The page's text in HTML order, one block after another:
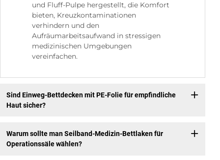
und Fluff-Pulpe hergestellt, die Komfort
bieten, Kreuzkontaminationen
verhindern und den
Aufräumarbeitsaufwand in stressigen
medizinischen Umgebungen
vereinfachen.
Sind Einweg-Bettdecken mit PE-Folie für empfindliche
Haut sicher?
Warum sollte man Seilband-Medizin-Bettlaken für
Operationssäle wählen?